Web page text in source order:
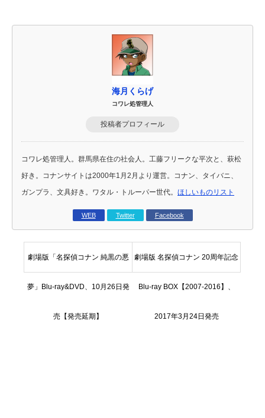
海月くらげ
コワレ処管理人
投稿者プロフィール
コワレ処管理人。群馬県在住の社会人。工藤フリークな平次と、萩松
好き。コナンサイトは2000年1月2月より運営。コナン、タイバニ、
ガンプラ、文具好き。ワタル・トルーパー世代。 ほしいものリスト
WEB Twitter Facebook
劇場版「名探偵コナン 純黒の悪
夢」Blu-ray&DVD、10月26日発
売【発売延期】
劇場版 名探偵コナン 20周年記念
Blu-ray BOX【2007-2016】、
2017年3月24日発売